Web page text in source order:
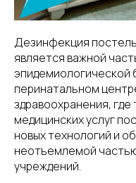
Дезинфекция
является важной
эпидемиологической
перинатальном
здравоохранения,
медицинских услуг
новых технологий и
неотъемлемой
учреждений.